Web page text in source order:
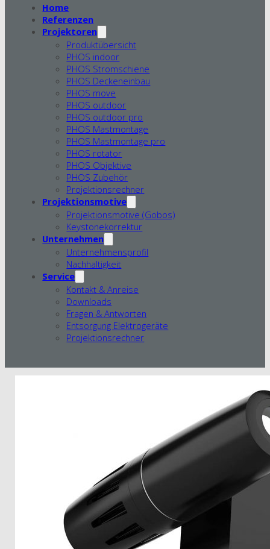
Home
Referenzen
Projektoren
Produktübersicht
PHOS indoor
PHOS Stromschiene
PHOS Deckeneinbau
PHOS move
PHOS outdoor
PHOS outdoor pro
PHOS Mastmontage
PHOS Mastmontage pro
PHOS rotator
PHOS Objektive
PHOS Zubehör
Projektionsrechner
Projektionsmotive
Projektionsmotive (Gobos)
Keystonekorrektur
Unternehmen
Unternehmensprofil
Nachhaltigkeit
Service
Kontakt & Anreise
Downloads
Fragen & Antworten
Entsorgung Elektrogeräte
Projektionsrechner